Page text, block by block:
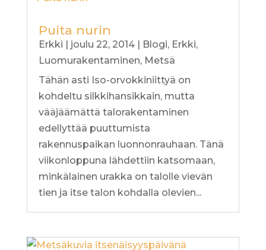
Puita nurin
Erkki joulu 22, 2014| Blogi, Erkki,
Luomurakentaminen, Metsä
Tähän asti Iso-orvokkiniittyä on
kohdeltu silkkihansikkain, mutta
vääjäämättä talorakentaminen
edellyttää puuttumista
rakennuspaikan luonnonrauhaan. Tänä
viikonloppuna lähdettiin katsomaan,
minkälainen urakka on talolle vievän
tien ja itse talon kohdalla olevien...